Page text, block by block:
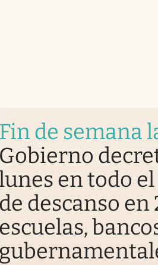
Fin de semana
Gobierno
en todo
de descanso
escuelas,